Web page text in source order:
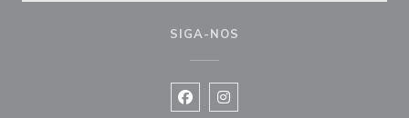
SIGA-NOS
Facebook ((abre numa nova janela))
Instagram ((abre numa nova